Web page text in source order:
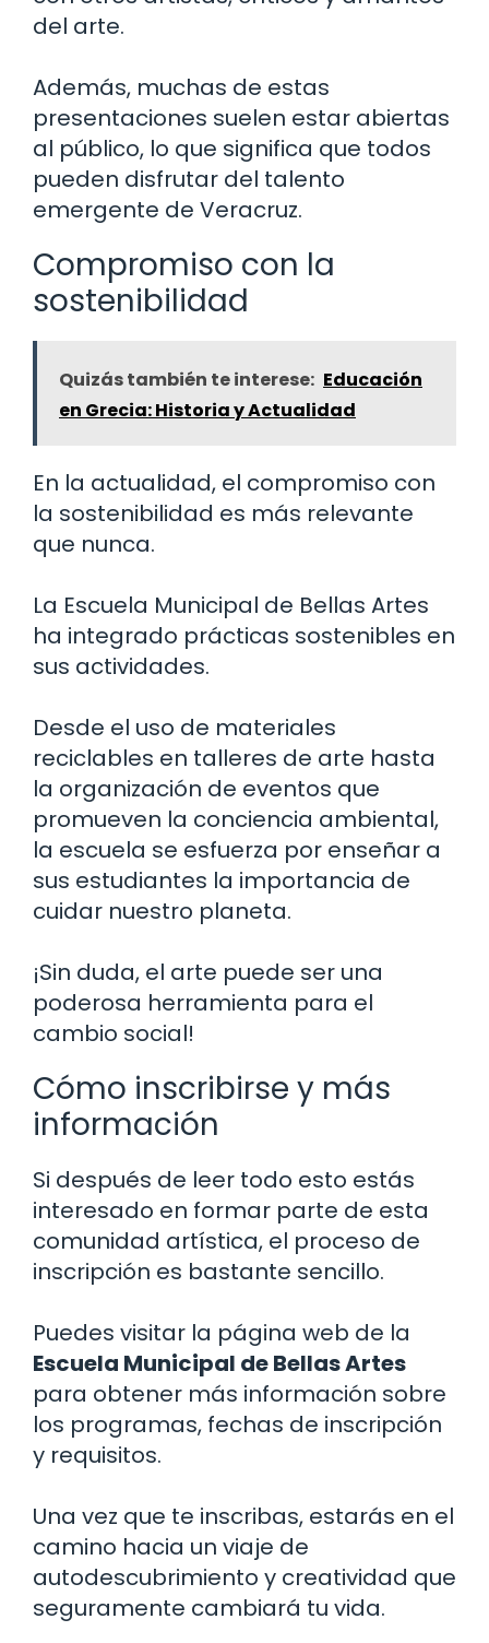
del arte.
Además, muchas de estas
presentaciones suelen estar abiertas
al público, lo que significa que todos
pueden disfrutar del talento
emergente de Veracruz.
Compromiso con la
sostenibilidad
Quizás también te interese: Educación
en Grecia: Historia y Actualidad
En la actualidad, el compromiso con
la sostenibilidad es más relevante
que nunca.
La Escuela Municipal de Bellas Artes
ha integrado prácticas sostenibles en
sus actividades.
Desde el uso de materiales
reciclables en talleres de arte hasta
la organización de eventos que
promueven la conciencia ambiental,
la escuela se esfuerza por enseñar a
sus estudiantes la importancia de
cuidar nuestro planeta.
¡Sin duda, el arte puede ser una
poderosa herramienta para el
cambio social!
Cómo inscribirse y más
información
Si después de leer todo esto estás
interesado en formar parte de esta
comunidad artística, el proceso de
inscripción es bastante sencillo.
Puedes visitar la página web de la
Escuela Municipal de Bellas Artes
para obtener más información sobre
los programas, fechas de inscripción
y requisitos.
Una vez que te inscribas, estarás en el
camino hacia un viaje de
autodescubrimiento y creatividad que
seguramente cambiará tu vida.